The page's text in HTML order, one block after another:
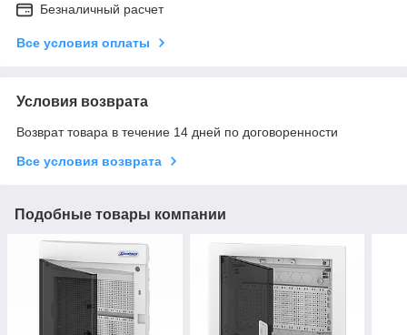
Безналичный расчет
Все условия оплаты
Условия возврата
Возврат товара в течение 14 дней по договоренности
Все условия возврата
Подобные товары компании